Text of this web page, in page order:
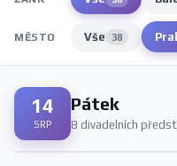
MĚSTO Vše 38
14
SRP
Pátek
8 divadelních